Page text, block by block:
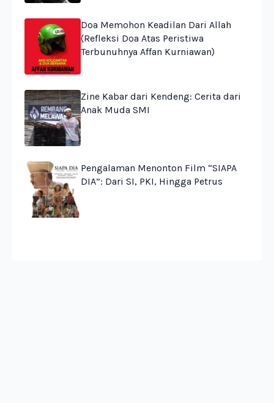
Doa Memohon Keadilan Dari Allah
(Refleksi Doa Atas Peristiwa
Terbunuhnya Affan Kurniawan)
Zine Kabar dari Kendeng: Cerita dari
Anak Muda SMI
Pengalaman Menonton Film “SIAPA
DIA”: Dari SI, PKI, Hingga Petrus